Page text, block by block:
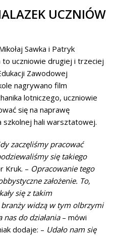
UCZNIÓW
Sawka i Patryk
to uczniowie drugiej i trzeciej
Zawodowej
nagrywano film
lotniczego, uczniowie
się na naprawę
szkolnej hali warsztatowej.
zaczęliśmy pracować
się takiego
Kruk. – Opracowanie tego
założenie. To,
się z takim
widzą w tym olbrzymi
do działania– mówi
dodaje: – Udało nam się